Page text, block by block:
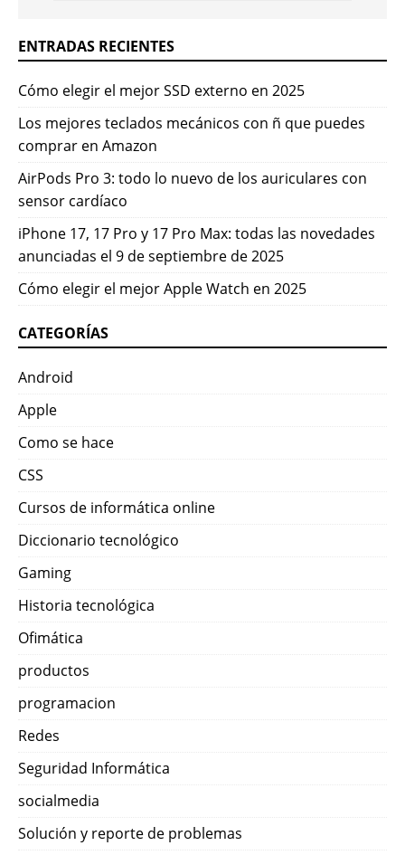
ENTRADAS RECIENTES
Cómo elegir el mejor SSD externo en 2025
Los mejores teclados mecánicos con ñ que puedes
comprar en Amazon
AirPods Pro 3: todo lo nuevo de los auriculares con
sensor cardíaco
iPhone 17, 17 Pro y 17 Pro Max: todas las novedades
anunciadas el 9 de septiembre de 2025
Cómo elegir el mejor Apple Watch en 2025
CATEGORÍAS
Android
Apple
Como se hace
CSS
Cursos de informática online
Diccionario tecnológico
Gaming
Historia tecnológica
Ofimática
productos
programacion
Redes
Seguridad Informática
socialmedia
Solución y reporte de problemas